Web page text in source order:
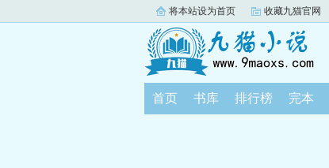
将本站设为首页 收藏九猫官网
首页 书库 排行榜 完本